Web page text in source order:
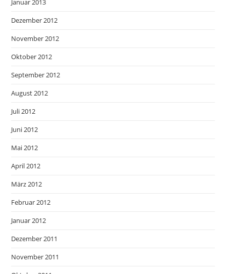
Januar 2013
Dezember 2012
November 2012
Oktober 2012
September 2012
August 2012
Juli 2012
Juni 2012
Mai 2012
April 2012
März 2012
Februar 2012
Januar 2012
Dezember 2011
November 2011